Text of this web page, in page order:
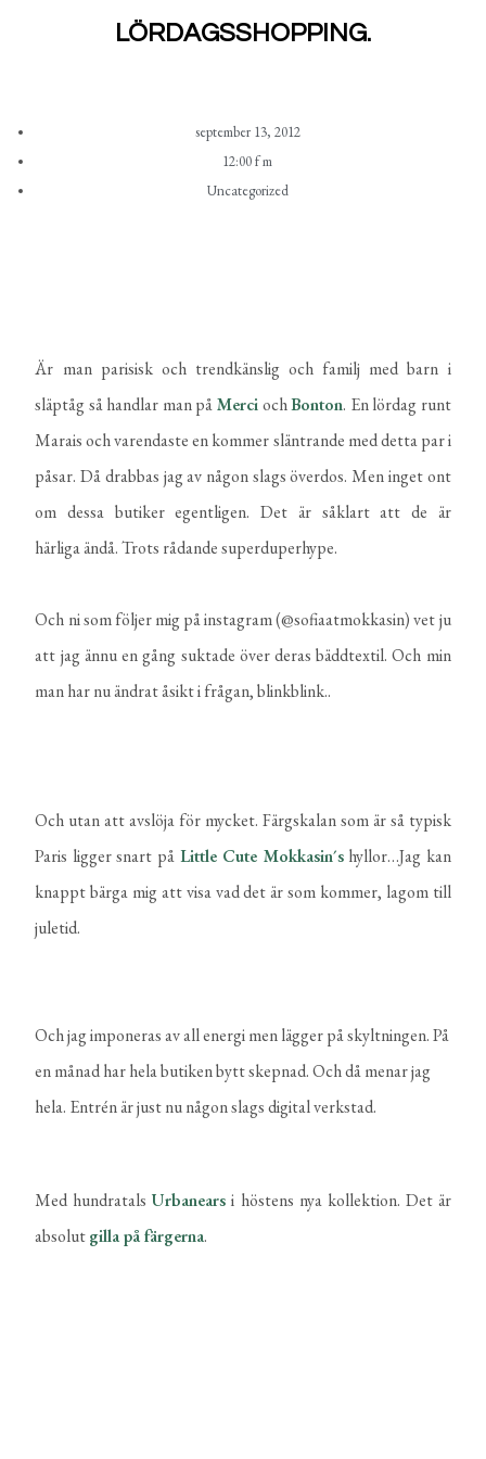
LÖRDAGSSHOPPING.
september 13, 2012
12:00 f m
Uncategorized
Är man parisisk och trendkänslig och familj med barn i
släptåg så handlar man påMerciochBonton. En lördag runt
Marais och varendaste en kommer släntrande med detta par i
påsar. Då drabbas jag av någon slags överdos. Men inget ont
om dessa butiker egentligen. Det är såklart att de är
härliga ändå. Trots rådande superduperhype.
Och ni som följer mig på instagram (@sofiaatmokkasin) vet ju
att jag ännu en gång suktade över deras bäddtextil. Och min
man har nu ändrat åsikt i frågan, blinkblink..
Och utan att avslöja för mycket. Färgskalan som är så typisk
Paris ligger snart på Little Cute Mokkasin´shyllor…Jag kan
knappt bärga mig att visa vad det är som kommer, lagom till
juletid.
Och jag imponeras av all energi men lägger på skyltningen. På
en månad har hela butiken bytt skepnad. Och då menar jag
hela. Entrén är just nu någon slags digital verkstad.
Med hundratalsUrbanears i höstens nya kollektion. Det är
absolutgilla på färgerna.